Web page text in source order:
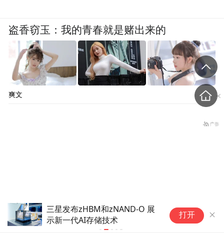
三星发布zHBM和zNAND-O 展
示新一代AI存储技术
打开
盗香窃玉：我的青春就是赌出来的
爽文